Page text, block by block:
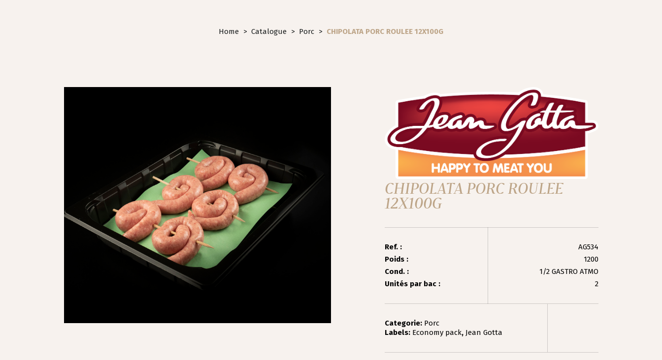
Home > Catalogue > Porc > CHIPOLATA PORC ROULEE 12X100G
CHIPOLATA PORC ROULEE
12X100G
Ref. :
AG534
Poids :
1200
Cond. :
1/2 GASTRO ATMO
Unités par bac :
2
Categorie: Porc
Labels: Economy pack, Jean Gotta